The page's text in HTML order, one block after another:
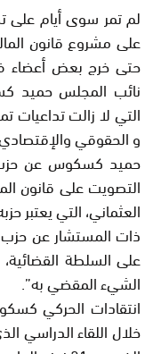
لم تمر سوى أيام على
على مشروع قانون
حتى خرج بعض أعضاء
نائب المجلس حميد
التي لا زالت تداعيات
و الحقوقي
حميد كسكوس عن حزب
العثماني، التي يعتبر
ذات المستشار عن حزب
على السلطة
الشيء المقضي به”.
خلال اللقاء الدراسي